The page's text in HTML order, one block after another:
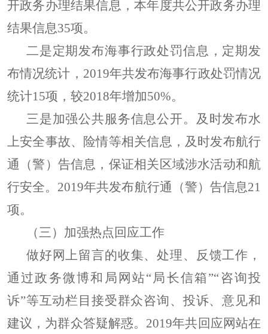
开政务办理结果信息，本年度共公开政务办理
结果信息35项。
二是定期发布海事行政处罚信息，定期发
布情况统计， 2019年共发布海事行政处罚情况
统计15项，较2018年增加50%。
三是加强公共服务信息公开。及时发布水
上安全事故、险情等相关信息，及时发布航行
通（警）告信息，保证相关区域涉水活动和航
行安全。 2019年共发布航行通（警）告信息21
项。
（三）加强热点回应工作
做好网上留言的收集、处理、反馈工作，
通过政务微博和局网站“局长信箱”“咨询投
诉”等互动栏目接受群众咨询、投诉、意见和
建议，为群众答疑解惑。 2019年共回应网站在